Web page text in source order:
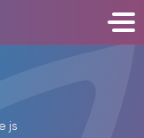
js